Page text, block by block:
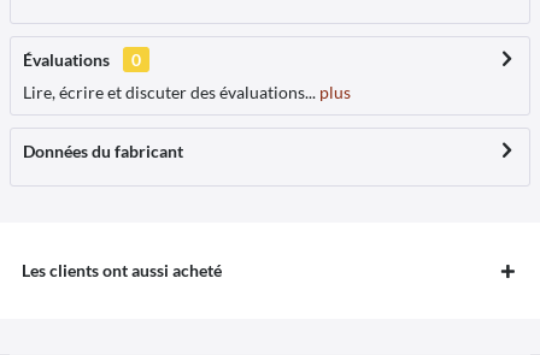
Évaluations
0
Lire, écrire et discuter des évaluations... plus
Données du fabricant
Les clients ont aussi acheté